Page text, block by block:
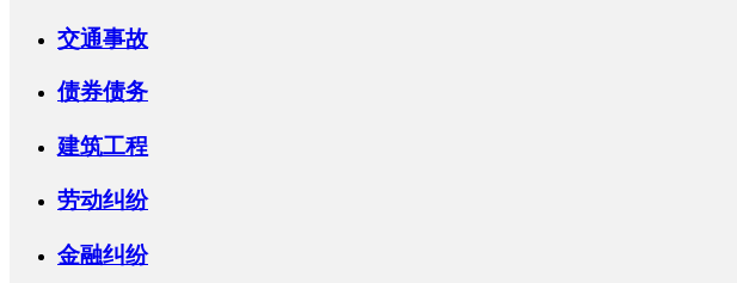
交通事故
债券债务
建筑工程
劳动纠纷
金融纠纷